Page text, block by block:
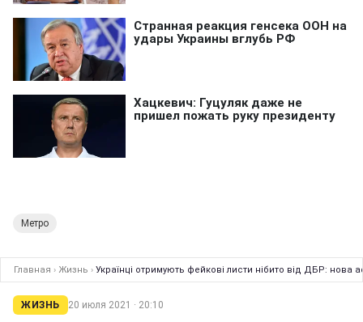
Метро
Главная › Жизнь › Українці отримують фейкові листи нібито від ДБР: нова
ЖИЗНЬ 20 июля 2021 · 20:10